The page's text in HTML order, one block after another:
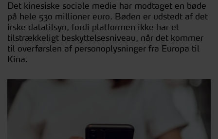
Det kinesiske sociale medie har modtaget en bøde
på hele 530 millioner euro. Bøden er udstedt af det
irske datatilsyn, fordi platformen ikke har et
tilstrækkeligt beskyttelsesniveau, når det kommer
til overførslen af personoplysninger fra Europa til
Kina.